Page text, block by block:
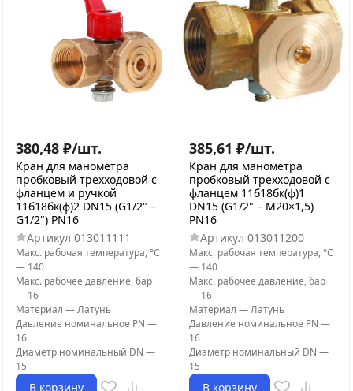
380,48 ₽/шт.
Кран для манометра
пробковый трехходовой с
фланцем и ручкой
11б18бк(ф)2 DN15 (G1/2" –
G1/2") PN16
Артикул 013011111
Макс. рабочая температура, °С
— 140
Макс. рабочее давление, бар
— 16
Материал —Латунь
Давление номинальное PN —
16
Диаметр номинальный DN —
15
В корзину
385,61 ₽/шт.
Кран для манометра
пробковый трехходовой с
фланцем 11б18бк(ф)1
DN15 (G1/2" – М20×1,5)
PN16
Артикул 013011200
Макс. рабочая температура, °С
— 140
Макс. рабочее давление, бар
— 16
Материал —Латунь
Давление номинальное PN —
16
Диаметр номинальный DN —
15
В корзину